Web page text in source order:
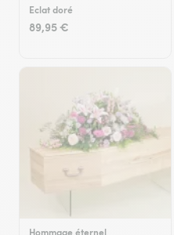
Eclat doré
89,95 €
Hommage éternel